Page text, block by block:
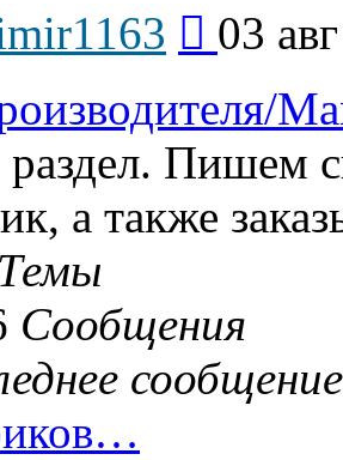
последнему
03
Пишем
а также
Темы
Сообщения
сообщение